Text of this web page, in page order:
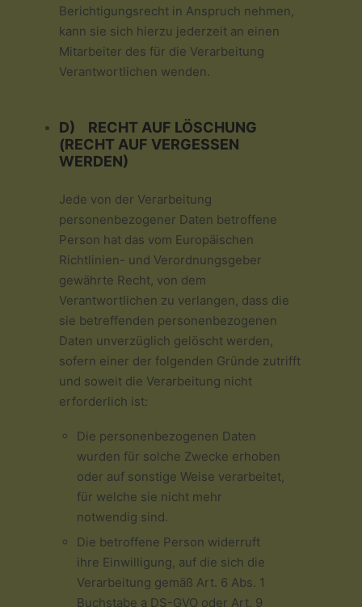
Berichtigungsrecht in Anspruch nehmen,
kann sie sich hierzu jederzeit an einen
Mitarbeiter des für die Verarbeitung
Verantwortlichen wenden.
D) RECHT AUF LÖSCHUNG
(RECHT AUF VERGESSEN
WERDEN)
Jede von der Verarbeitung
personenbezogener Daten betroffene
Person hat das vom Europäischen
Richtlinien- und Verordnungsgeber
gewährte Recht, von dem
Verantwortlichen zu verlangen, dass die
sie betreffenden personenbezogenen
Daten unverzüglich gelöscht werden,
sofern einer der folgenden Gründe zutrifft
und soweit die Verarbeitung nicht
erforderlich ist:
Die personenbezogenen Daten
wurden für solche Zwecke erhoben
oder auf sonstige Weise verarbeitet,
für welche sie nicht mehr
notwendig sind.
Die betroffene Person widerruft
ihre Einwilligung, auf die sich die
Verarbeitung gemäß Art. 6 Abs. 1
Buchstabe a DS-GVO oder Art. 9